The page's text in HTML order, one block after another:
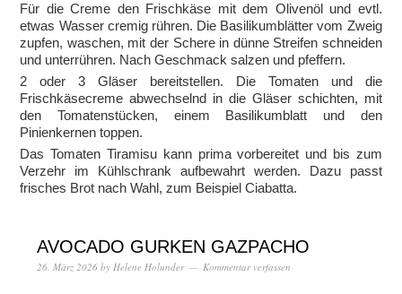
Für die Creme den Frischkäse mit dem Olivenöl und evtl.
etwas Wasser cremig rühren. Die Basilikumblätter vom Zweig
zupfen, waschen, mit der Schere in dünne Streifen schneiden
und unterrühren. Nach Geschmack salzen und pfeffern.
2 oder 3 Gläser bereitstellen. Die Tomaten und die
Frischkäsecreme abwechselnd in die Gläser schichten, mit
den Tomatenstücken, einem Basilikumblatt und den
Pinienkernen toppen.
Das Tomaten Tiramisu kann prima vorbereitet und bis zum
Verzehr im Kühlschrank aufbewahrt werden. Dazu passt
frisches Brot nach Wahl, zum Beispiel Ciabatta.
AVOCADO GURKEN GAZPACHO
26. März 2026 by Helene Holunder Kommentar verfassen